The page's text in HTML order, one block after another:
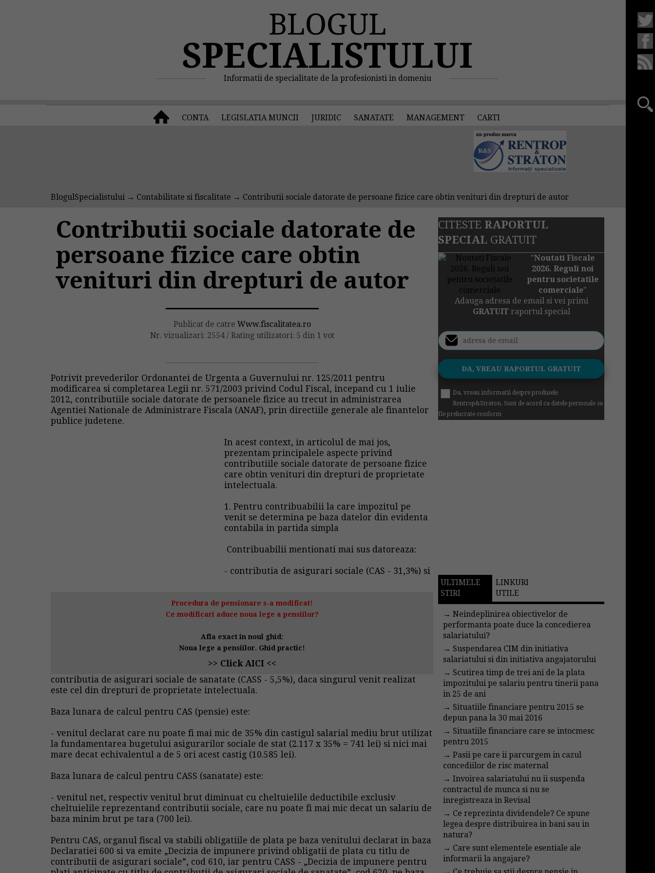
BLOGUL
SPECIALISTULUI
Informatii de specialitate de la profesionisti in domeniu
CONTA LEGISLATIA MUNCII JURIDIC SANATATE MANAGEMENT CARTI
BlogulSpecialistului → Contabilitate si fiscalitate → Contributii sociale datorate de persoane fizice care obtin venituri din drepturi de autor
Contributii sociale datorate de
persoane fizice care obtin
venituri din drepturi de autor
Publicat de catre Www.fiscalitatea.ro
Nr. vizualizari: 2554/ Rating utilizatori: 5 din 1 vot
Potrivit prevederilor Ordonantei de Urgenta a Guvernului nr. 125/2011 pentru
modificarea si completarea Legii nr. 571/2003 privind Codul Fiscal, incepand cu 1 iulie
2012, contributiile sociale datorate de persoanele fizice au trecut in administrarea
Agentiei Nationale de Administrare Fiscala (ANAF), prin directiile generale ale finantelor
publice judetene.
In acest context, in articolul de mai jos,
prezentam principalele aspecte privind
contributiile sociale datorate de persoane fizice
care obtin venituri din drepturi de proprietate
intelectuala.
1. Pentru contribuabilii la care impozitul pe
venit se determina pe baza datelor din evidenta
contabila in partida simpla
Contribuabilii mentionati mai sus datoreaza:
Procedura de pensionare s-a modificat!
Ce modificari aduce noua lege a pensiilor?
Afla exact in noul ghid:
Noua lege a pensiilor. Ghid practic!
>> Click AICI <<
- contributia de asigurari sociale (CAS - 31,3%) si
contributia de asigurari sociale de sanatate (CASS - 5,5%), daca singurul venit realizat
este cel din drepturi de proprietate intelectuala.
Baza lunara de calcul pentru CAS (pensie) este:
- venitul declarat care nu poate fi mai mic de 35% din castigul salarial mediu brut utilizat
la fundamentarea bugetului asigurarilor sociale de stat (2.117 x 35% = 741 lei) si nici mai
mare decat echivalentul a de 5 ori acest castig (10.585 lei).
Baza lunara de calcul pentru CASS (sanatate) este:
- venitul net, respectiv venitul brut diminuat cu cheltuielile deductibile exclusiv
cheltuielile reprezentand contributii sociale, care nu poate fi mai mic decat un salariu de
baza minim brut pe tara (700 lei).
Pentru CAS, organul fiscal va stabili obligatiile de plata pe baza venitului declarat in baza
Declaratiei 600 si va emite „Decizia de impunere privind obligatii de plata cu titlu de
contributii de asigurari sociale”, cod 610, iar pentru CASS - „Decizia de impunere pentru
CITESTE RAPORTUL
SPECIAL GRATUIT
"Noutati Fiscale
2026. Reguli noi
pentru societatile
comerciale"
Adauga adresa de email si vei primi
GRATUITraportul special
Da, vreau informatii despre produsele
Rentrop&Straton. Sunt de acord ca datele personale sa
fie prelucrate conform
ULTIMELE
STIRI
LINKURI
UTILE
→Neindeplinirea obiectivelor de
performanta poate duce la concedierea
salariatului?
→ Suspendarea CIM din initiativa
salariatului si din initiativa angajatorului
→ Scutirea timp de trei ani de la plata
impozitului pe salariu pentru tinerii pana
in 25 de ani
→ Situatiile financiare pentru 2015 se
depun pana la 30 mai 2016
→ Situatiile financiare care se intocmesc
pentru 2015
→Pasii pe care ii parcurgem in cazul
concediilor de risc maternal
→Invoirea salariatului nu ii suspenda
contractul de munca si nu se
inregistreaza in Revisal
→ Ce reprezinta dividendele? Ce spune
legea despre distribuirea in bani sau in
natura?
→ Care sunt elementele esentiale ale
informarii la angajare?